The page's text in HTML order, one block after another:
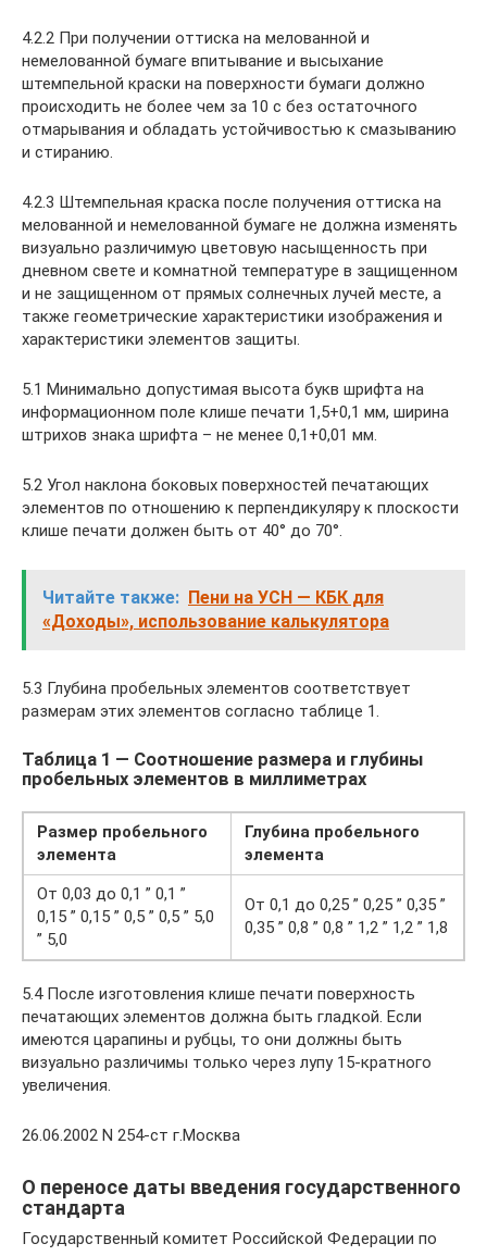
4.2.2 При получении оттиска на мелованной и
немелованной бумаге впитывание и высыхание
штемпельной краски на поверхности бумаги должно
происходить не более чем за 10 с без остаточного
отмарывания и обладать устойчивостью к смазыванию
и стиранию.
4.2.3 Штемпельная краска после получения оттиска на
мелованной и немелованной бумаге не должна изменять
визуально различимую цветовую насыщенность при
дневном свете и комнатной температуре в защищенном
и не защищенном от прямых солнечных лучей месте, а
также геометрические характеристики изображения и
характеристики элементов защиты.
5.1 Минимально допустимая высота букв шрифта на
информационном поле клише печати 1,5+0,1 мм, ширина
штрихов знака шрифта – не менее 0,1+0,01 мм.
5.2 Угол наклона боковых поверхностей печатающих
элементов по отношению к перпендикуляру к плоскости
клише печати должен быть от 40° до 70°.
Читайте также: Пени на УСН — КБК для
«Доходы», использование калькулятора
5.3 Глубина пробельных элементов соответствует
размерам этих элементов согласно таблице 1.
Таблица 1 — Соотношение размера и глубины
пробельных элементов в миллиметрах
Размер пробельного
элемента
Глубина пробельного
элемента
От 0,03 до 0,1 ” 0,1 ”
0,15 ” 0,15 ” 0,5 ” 0,5 ” 5,0
” 5,0
От 0,1 до 0,25 ” 0,25 ” 0,35 ”
0,35 ” 0,8 ” 0,8 ” 1,2 ” 1,2 ” 1,8
5.4 После изготовления клише печати поверхность
печатающих элементов должна быть гладкой. Если
имеются царапины и рубцы, то они должны быть
визуально различимы только через лупу 15-кратного
увеличения.
26.06.2002 N 254-ст г.Москва
О переносе даты введения государственного
стандарта
Государственный комитет Российской Федерации по